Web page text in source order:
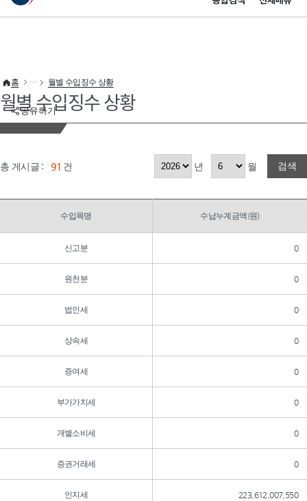
이 누리집은 대한민국 공식 전자정부 누리집입니다.
공유하기
홈 월별 수입징수 상황
월별 수입징수 상황
총 게시글 : 91 건 년 월 검색
수입목명 수납누계금액(원)
신고분 0
원천분 0
법인세 0
상속세 0
증여세 0
부가가치세 0
개별소비세 0
증권거래세 0
인지세 223,612,007,550